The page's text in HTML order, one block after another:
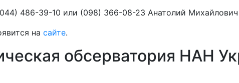
486-39-10 или (098) 366-08-23 Анатолий Михайлович
на сайте.
обсерватория НАН